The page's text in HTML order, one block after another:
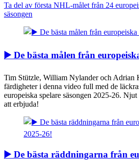
Ta del av första NHL-målet från 24
säsongen
▶️ De bästa målen från
Tim Stützle, William Nylander och Adrian
färdigheter i denna video full med de
europeiska spelare säsongen 2025-26.
att erbjuda!
▶️ De bästa räddningarna från